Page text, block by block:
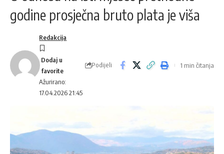
godine prosječna bruto plata je viša
Ažurirano:
17.04.2026 21:45
Redakcija
Podijeli 1 min čitanja